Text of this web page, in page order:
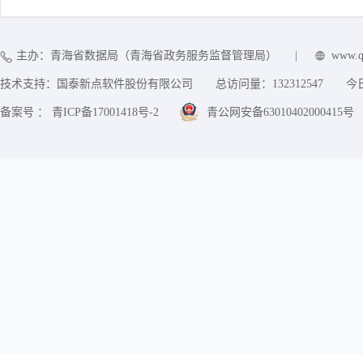
主办：青海省数据局（青海省政务服务监督管理局）
技术支持：国泰新点软件股份有限公司 总访问量： 132312547 今
备案号 ： 青ICP备17001418号-2 青公网安备63010402000415号